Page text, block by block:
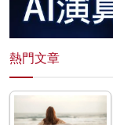
熱門文章